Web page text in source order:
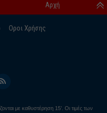
Οροι Χρήσης
Αρχή
με καθυστέρηση 15’. Οι τιμές των